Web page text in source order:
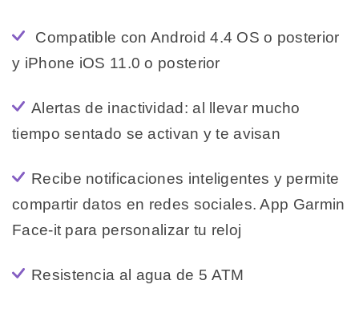
Compatible con Android 4.4 OS o posterior
y iPhone iOS 11.0 o posterior
Alertas de inactividad: al llevar mucho
tiempo sentado se activan y te avisan
Recibe notificaciones inteligentes y permite
compartir datos en redes sociales. App Garmin
Face-it para personalizar tu reloj
Resistencia al agua de 5 ATM